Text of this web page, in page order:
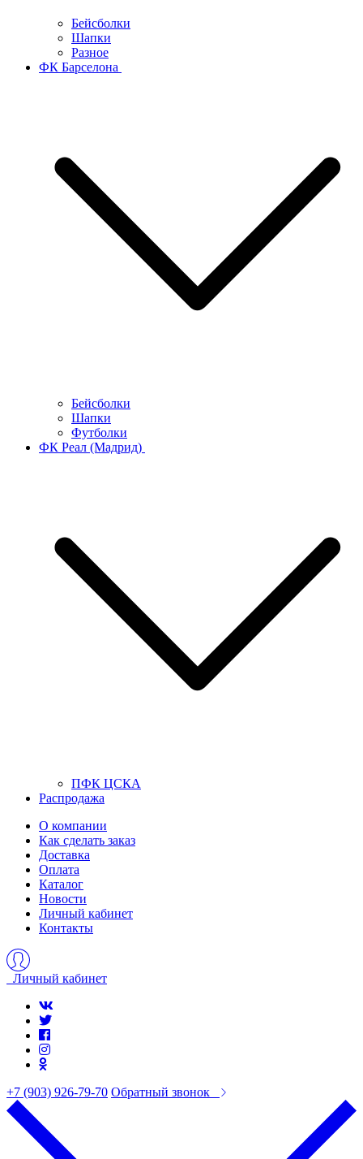
Бейсболки
Шапки
Разное
ФК Барселона
Бейсболки
Шапки
Футболки
ФК Реал (Мадрид)
ПФК ЦСКА
Распродажа
О компании
Как сделать заказ
Доставка
Оплата
Каталог
Новости
Личный кабинет
Контакты
Личный кабинет
+7 (903) 926-79-70 Обратный звонок